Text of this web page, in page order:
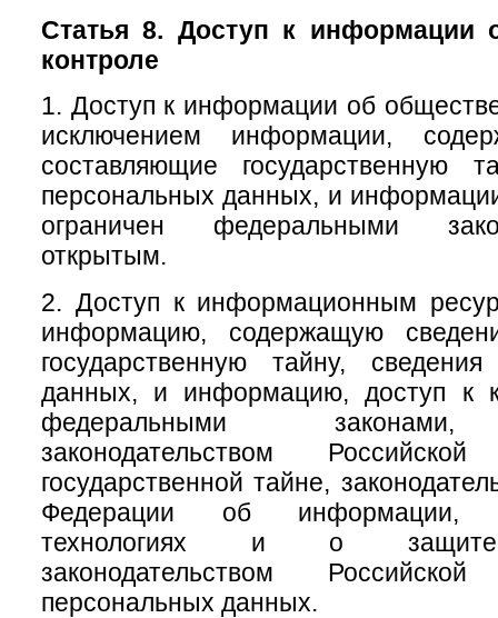
Статья 8. Доступ к информации
контроле
1. Доступ к информации об
исключением информации,
составляющие государственную
персональных данных, и
ограничен федеральными
открытым.
2. Доступ к информационным
информацию, содержащую
государственную тайну,
данных, и информацию, доступ к
федеральными законами,
законодательством
государственной тайне,
Федерации об информации,
технологиях и о защите
законодательством
персональных данных.